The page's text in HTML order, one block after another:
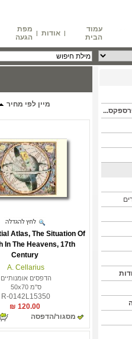
עמוד
הבית
| אודות |
מפת
הגעה
מיין לפי מחיר
Atlas, The Situation Of
In The Heavens, 17th
Century
A. Cellarius
הדפסים אומנותיים
ס"מ 50x70
R-0142L15350
120.00 ₪
מסגור/הדפסה